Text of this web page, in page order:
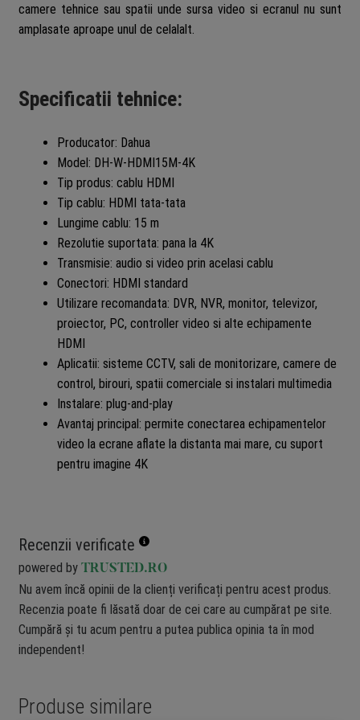
camere tehnice sau spatii unde sursa video si ecranul nu sunt
amplasate aproape unul de celalalt.
Specificatii tehnice:
Producator: Dahua
Model: DH-W-HDMI15M-4K
Tip produs: cablu HDMI
Tip cablu: HDMI tata-tata
Lungime cablu: 15 m
Rezolutie suportata: pana la 4K
Transmisie: audio si video prin acelasi cablu
Conectori: HDMI standard
Utilizare recomandata: DVR, NVR, monitor, televizor,
proiector, PC, controller video si alte echipamente
HDMI
Aplicatii: sisteme CCTV, sali de monitorizare, camere de
control, birouri, spatii comerciale si instalari multimedia
Instalare: plug-and-play
Avantaj principal: permite conectarea echipamentelor
video la ecrane aflate la distanta mai mare, cu suport
pentru imagine 4K
Recenzii verificate
powered by TRUSTED.RO
Nu avem încă opinii de la clienți verificați pentru acest produs.
Recenzia poate fi lăsată doar de cei care au cumpărat pe site.
Cumpără și tu acum pentru a putea publica opinia ta în mod
independent!
Produse similare